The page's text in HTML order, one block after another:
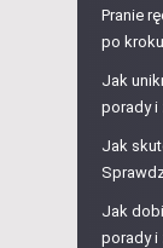
Pranie
po kroku
Jak
porady i
Jak
Jak
porady i